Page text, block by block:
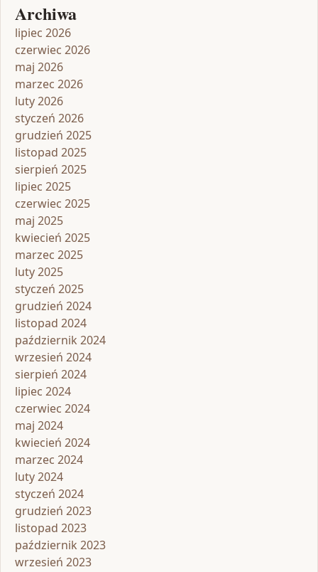
Archiwa
lipiec 2026
czerwiec 2026
maj 2026
marzec 2026
luty 2026
styczeń 2026
grudzień 2025
listopad 2025
sierpień 2025
lipiec 2025
czerwiec 2025
maj 2025
kwiecień 2025
marzec 2025
luty 2025
styczeń 2025
grudzień 2024
listopad 2024
październik 2024
wrzesień 2024
sierpień 2024
lipiec 2024
czerwiec 2024
maj 2024
kwiecień 2024
marzec 2024
luty 2024
styczeń 2024
grudzień 2023
listopad 2023
październik 2023
wrzesień 2023